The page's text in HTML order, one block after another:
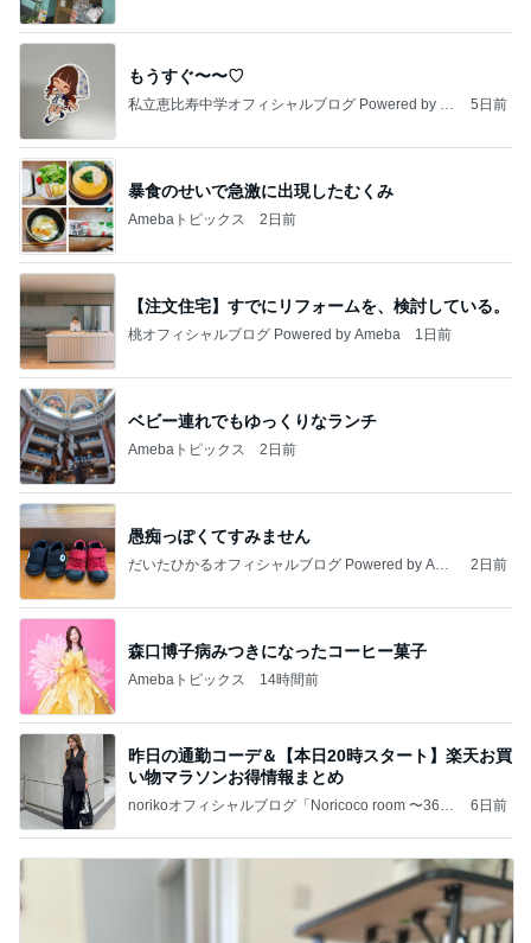
もうすぐ〜〜♡
私立恵比寿中学オフィシャルブログ Powered by A
5日前
暴食のせいで急激に出現したむくみ
Amebaトピックス 2日前
【注文住宅】すでにリフォームを、検討している。
桃オフィシャルブログ Powered by Ameba 1日前
ベビー連れでもゆっくりなランチ
Amebaトピックス 2日前
愚痴っぽくてすみません
だいたひかるオフィシャルブログ Powered by Ame
2日前
森口博子病みつきになったコーヒー菓子
Amebaトピックス 14時間前
昨日の通勤コーデ＆【本日20時スタート】楽天お買
い物マラソンお得情報まとめ
norikoオフィシャルブログ「Noricoco room 〜365
6日前